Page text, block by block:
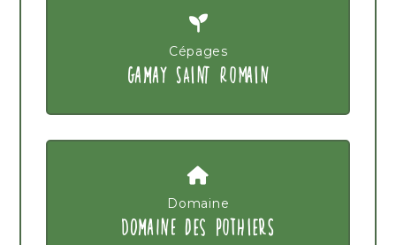
Cépages
GAMAY SAINT ROMAIN
Domaine
DOMAINE DES POTHIERS